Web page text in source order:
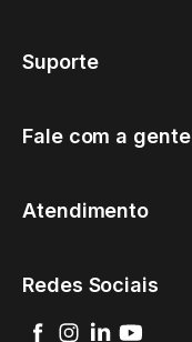
Suporte
Fale com a gente
Atendimento
Redes Sociais